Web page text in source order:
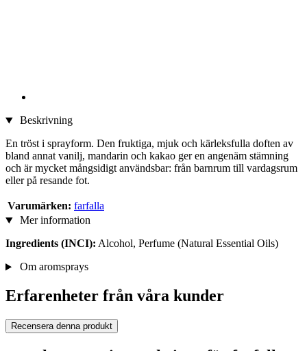
Beskrivning
En tröst i sprayform. Den fruktiga, mjuk och kärleksfulla doften av
bland annat vanilj, mandarin och kakao ger en angenäm stämning
och är mycket mångsidigt användsbar: från barnrum till vardagsrum
eller på resande fot.
Varumärken: farfalla
Mer information
Ingredients (INCI): Alcohol, Perfume (Natural Essential Oils)
Om aromsprays
Erfarenheter från våra kunder
Recensera denna produkt